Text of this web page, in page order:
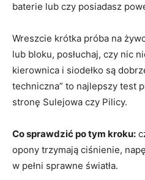
baterie lub czy posiadasz
Wreszcie krótka próba na
lub bloku, posłuchaj, czy nic
kierownica i siodełko są
techniczna” to najlepszy test
stronę Sulejowa czy Pilicy.
Co sprawdzić po tym kroku:
opony trzymają ciśnienie,
w pełni sprawne światła.